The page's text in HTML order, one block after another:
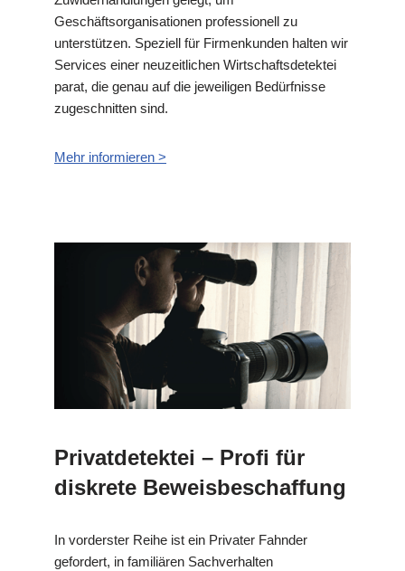
Geschäftsorganisationen professionell zu
unterstützen. Speziell für Firmenkunden halten wir
Services einer neuzeitlichen Wirtschaftsdetektei
parat, die genau auf die jeweiligen Bedürfnisse
zugeschnitten sind.
Mehr informieren >
Privatdetektei – Profi für
diskrete Beweisbeschaffung
In vorderster Reihe ist ein Privater Fahnder
gefordert, in familiären Sachverhalten